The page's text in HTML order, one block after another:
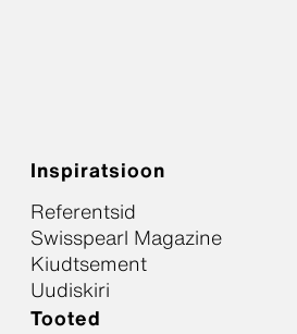
Inspiratsioon
Referentsid
Swisspearl Magazine
Kiudtsement
Uudiskiri
Tooted